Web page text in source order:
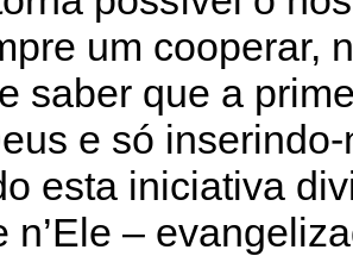
um cooperar,
saber que a
e só
esta iniciativa
n’Ele –